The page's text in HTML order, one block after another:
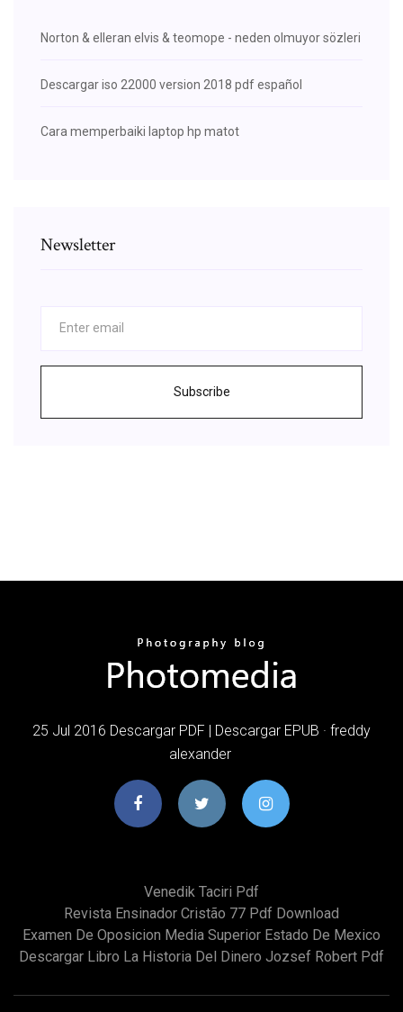
Norton & elleran elvis & teomope - neden olmuyor sözleri
Descargar iso 22000 version 2018 pdf español
Cara memperbaiki laptop hp matot
Newsletter
Subscribe
25 Jul 2016 Descargar PDF | Descargar EPUB · freddy
alexander
Venedik Taciri Pdf
Revista Ensinador Cristão 77 Pdf Download
Examen De Oposicion Media Superior Estado De Mexico
Descargar Libro La Historia Del Dinero Jozsef Robert Pdf